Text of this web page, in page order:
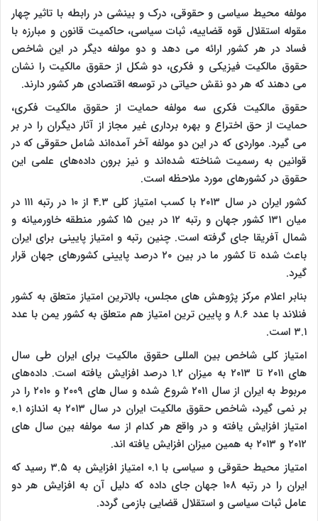
مولفه محیط سیاسی و حقوقی، درک و بینشی در رابطه با تاثیر چهار
مقوله استقلال قوه قضاییه، ثبات سیاسی، حاکمیت قانون و مبارزه با
فساد در هر کشور ارائه می دهد و دو مولفه دیگر در این شاخص
حقوق مالکیت فیزیکی و فکری،‌ دو شکل از حقوق مالکیت را نشان
می دهند که هر دو نقش حیاتی در توسعه اقتصادی هر کشور دارند.
حقوق مالکیت فکری سه مولفه حمایت از حقوق مالکیت فکری،
حمایت از حق اختراع و بهره برداری غیر مجاز از آثار دیگران را در بر
می گیرد. مواردی که در این دو مولفه آخر آمده‌اند شامل حقوقی که در
قوانین به رسمیت شناخته شده‌اند و نیز برون داده‌های علمی این
حقوق در کشورهای مورد ملاحظه است.
کشور ایران در سال ۲۰۱۳ با کسب امتیاز کلی ۴.۳ از ۱۰ در رتبه ۱۱۱ در
میان ۱۳۱ کشور جهان و رتبه ۱۲ در بین ۱۵ کشور منطقه خاورمیانه و
شمال آفریقا جای گرفته است. چنین رتبه و امتیاز پایینی برای ایران
باعث شده تا کشور ما در بین ۲۰ درصد پایینی کشورهای جهان قرار
گیرد.
بنابر اعلام مرکز پژوهش های مجلس، بالاترین امتیاز متعلق به کشور
فنلاند با عدد ۸.۶ و پایین ترین امتیاز هم متعلق به کشور یمن با عدد
۳.۱ است.
امتیاز کلی شاخص بین المللی حقوق مالکیت برای ایران طی سال
های ۲۰۱۱ تا ۲۰۱۳ به میزان ۱.۲ درصد افزایش یافته است. داده‌های
مربوط به ایران از سال ۲۰۱۱ شروع شده و سال های ۲۰۰۹ و ۲۰۱۰ را در
بر نمی گیرد، شاخص حقوق مالکیت ایران در سال ۲۰۱۳ به اندازه ۰.۱
امتیاز افزایش یافته و در واقع هر کدام از سه مولفه بین سال های
۲۰۱۲ و ۲۰۱۳ به همین میزان افزایش یافته اند.
امتیاز محیط حقوقی و سیاسی با ۰.۱ امتیاز افزایش به ۳.۵ رسید که
ایران را در رتبه ۱۰۸ جهان جای داده که دلیل آن به افزایش هر دو
عامل ثبات سیاسی و استقلال قضایی بازمی گردد.